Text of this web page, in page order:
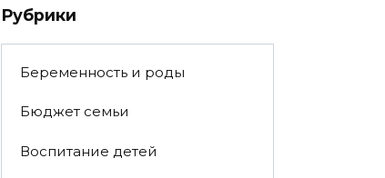
Рубрики
Беременность и роды
Бюджет семьи
Воспитание детей